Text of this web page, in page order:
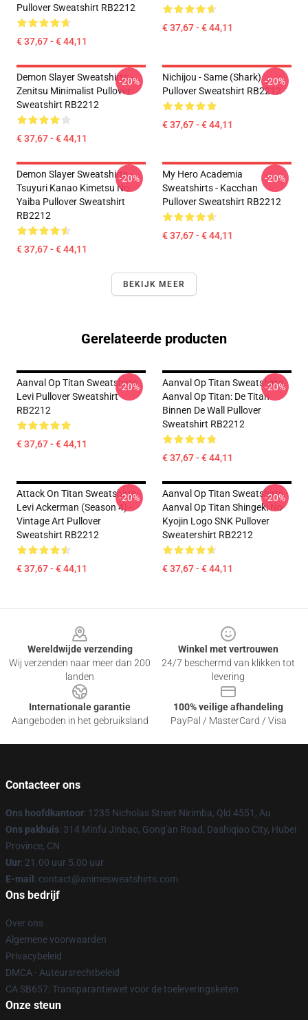
Pullover Sweatshirt RB2212
€ 37,67 - € 44,11
€ 37,67 - € 44,11
Demon Slayer Sweatshirts -
Zenitsu Minimalist Pullover
Sweatshirt RB2212
€ 37,67 - € 44,11
-20%
Nichijou - Same (shark)
Pullover Sweatshirt RB2212
€ 37,67 - € 44,11
-20%
Demon Slayer Sweatshirts -
Tsuyuri Kanao Kimetsu No
Yaiba Pullover Sweatshirt
RB2212
€ 37,67 - € 44,11
-20%
My Hero Academia
Sweatshirts - Kacchan
Pullover Sweatshirt RB2212
€ 37,67 - € 44,11
-20%
BEKIJK MEER
Gerelateerde producten
Aanval Op Titan Sweatshirts -
Levi Pullover Sweatshirt
RB2212
€ 37,67 - € 44,11
-20%
Aanval Op Titan Sweatshirts -
Aanval Op Titan: De Titan
Binnen De Wall Pullover
Sweatshirt RB2212
€ 37,67 - € 44,11
-20%
Attack On Titan Sweatshirts -
Levi Ackerman (Season 4) -
Vintage Art Pullover
Sweatshirt RB2212
€ 37,67 - € 44,11
-20%
Aanval Op Titan Sweatshirts -
Aanval Op Titan Shingeki No
Kyojin Logo SNK Pullover
Sweatershirt RB2212
€ 37,67 - € 44,11
-20%
Wereldwijde verzending
Wij verzenden naar meer dan 200
landen
Winkel met vertrouwen
24/7 beschermd van klikken tot
levering
Internationale garantie
Aangeboden in het gebruiksland
100% veilige afhandeling
PayPal / MasterCard / Visa
Contacteer ons
Ons hoofdkantoor: 1235 Nicholas Street Nirimba, Qld 4551, Au
Ons pakhuis: 314 Minfu Jinbao, Gong'an Road, Dashiqiao City, Hubei
Province, CN
Uur: 21.00 uur 5.00 uur
E-mail : contact@animesweatshirts.com
Ons bedrijf
Over ons
Algemene voorwaarden
Privacybeleid
DMCA - Auteursrechtbeleid
CA SB657: Transparantiewet voor de toeleveringsketen
Onze steun